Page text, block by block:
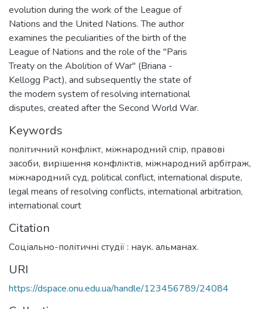
evolution during the work of the League of
Nations and the United Nations. The author
examines the peculiarities of the birth of the
League of Nations and the role of the "Paris
Treaty on the Abolition of War" (Briana -
Kellogg Pact), and subsequently the state of
the modern system of resolving international
disputes, created after the Second World War.
Keywords
політичний конфлікт, міжнародний спір, правові
засоби, вирішення конфліктів, міжнародний арбітраж,
міжнародний суд, political conflict, international dispute,
legal means of resolving conflicts, international arbitration,
international court
Citation
Соціально-політичні студії : наук. альманах.
URI
https://dspace.onu.edu.ua/handle/123456789/24084